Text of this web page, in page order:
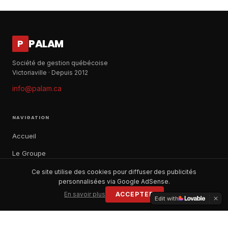
P PALAM
Société de gestion québécoise
Victoriaville · Depuis 2012
info@palam.ca
NAVIGATION
Accueil
Le Groupe
Notre histoire
Ce site utilise des cookies pour diffuser des publicités
personnalisées via Google AdSense.
En savoir plus
ACCEPTER
Edit with